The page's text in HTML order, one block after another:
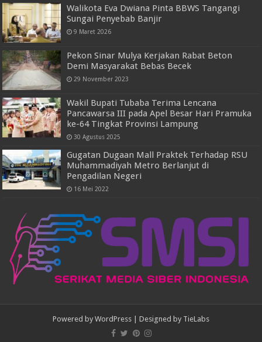
Walikota Eva Dwiana Pinta BBWS Tangangi
Sungai Penyebab Banjir
9 Maret 2026
Pekon Sinar Mulya Kerjakan Rabat Beton
Demi Masyarakat Bebas Becek
29 November 2023
Wakil Bupati Tubaba Terima Lencana
Pancawarsa III pada Apel Besar Hari Pramuka
ke-64 Tingkat Provinsi Lampung
30 Agustus 2025
Gugatan Dugaan Mall Praktek Terhadap RSU
Muhammadiyah Metro Berlanjut di
Pengadilan Negeri
16 Mei 2022
Powered by WordPress | Designed by TieLabs